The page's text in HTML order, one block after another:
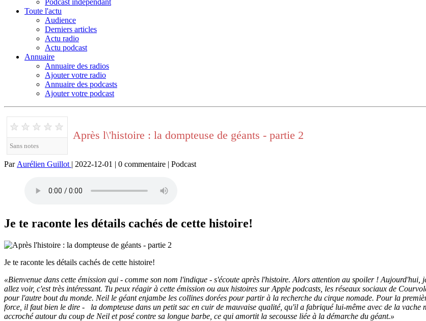
Podcast indépendant
Toute l'actu
Audience
Derniers articles
Actu radio
Actu podcast
Annuaire
Annuaire des radios
Ajouter votre radio
Annuaire des podcasts
Ajouter votre podcast
★ ★ ★ ★ ★
Sans notes
Après l\'histoire : la dompteuse de géants - partie 2
Par Aurélien Guillot | 2022-12-01 | 0 commentaire | Podcast
Je te raconte les détails cachés de cette histoire!
Je te raconte les détails cachés de cette histoire!
«Bienvenue dans cette émission qui - comme son nom l'indique - s'écoute après l'histoire. Alors attention au spoiler ! Aujourd'hui,
allez voir, c'est très intéressant. Tu peux réagir à cette émission ou aux histoires sur Apple podcasts, les réseaux sociaux de
pour l'autre bout du monde. Neil le géant enjambe les collines dorées pour partir à la recherche du cirque nomade. Pour la
force, il faut bien le dire - la dompteuse dans un petit sac en cuir de mauvaise qualité, qu'il a fabriqué lui-même avec de la vache
accroché autour du coup de Neil et posé contre sa longue barbe, ce qui amortit la secousse liée à la démarche du géant.»